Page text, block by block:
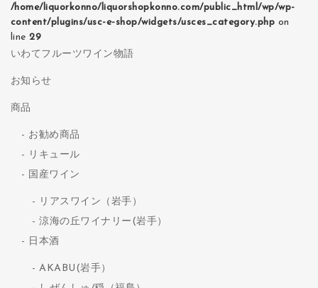
/home/liquorkonno/liquorshopkonno.com/public_html/wp/wp-
content/plugins/usc-e-shop/widgets/usces_category.php on
line29
いわてフルーツワイン物語
お知らせ
商品
お勧め商品
リキュール
国産ワイン
リアスワイン（岩手）
涼海の丘ワイナリー(岩手）
日本酒
AKABU(岩手）